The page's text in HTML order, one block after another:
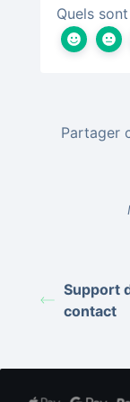
Quels
Partager
Support
contact